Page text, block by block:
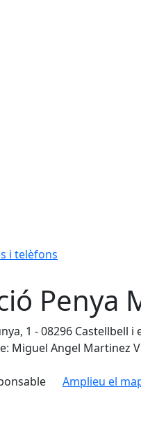
i telèfons
Penya
1 - 08296 Castellbell i
Miguel Angel Martinez
Amplieu el